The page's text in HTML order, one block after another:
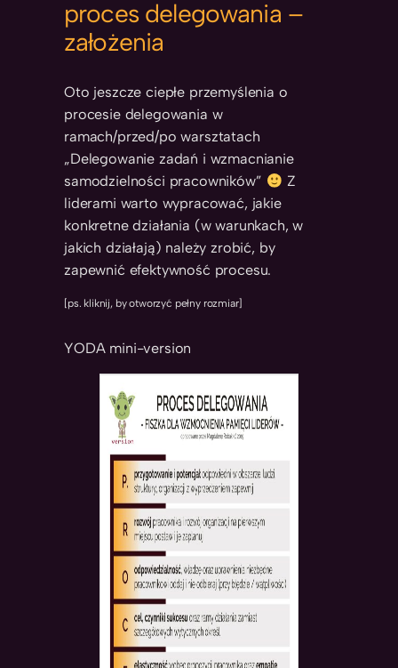
proces delegowania –
założenia
Oto jeszcze ciepłe przemyślenia o
procesie delegowania w
ramach/przed/po warsztatach
„Delegowanie zadań i wzmacnianie
samodzielności pracowników”
Z
liderami warto wypracować, jakie
konkretne działania (w warunkach, w
jakich działają) należy zrobić, by
zapewnić efektywność procesu.
[ps. kliknij, by otworzyć pełny rozmiar]
YODA mini-version